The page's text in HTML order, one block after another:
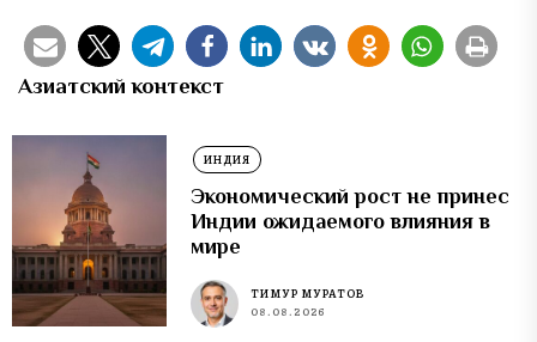
Азиатский контекст
ИНДИЯ
Экономический рост не принес
Индии ожидаемого влияния в
мире
ТИМУР МУРАТОВ
08.08.2026